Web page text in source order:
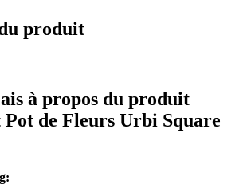
produit
à propos du produit
de Fleurs Urbi Square